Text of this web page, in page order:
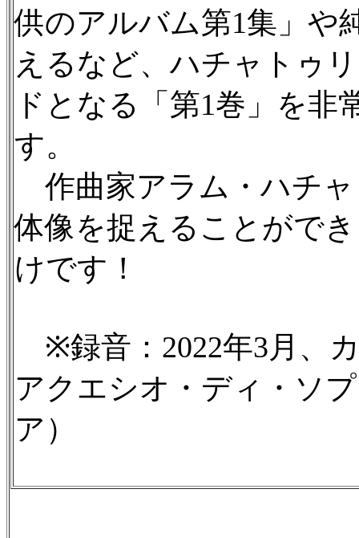
供のアルバム第1集」や
えるなど、ハチャトゥ
ドとなる「第1巻」を
す。
作曲家アラム・ハチ
体像を捉えることがで
けです！
※録音：2022年3月、
アクエシオ・ディ・ソ
ア）